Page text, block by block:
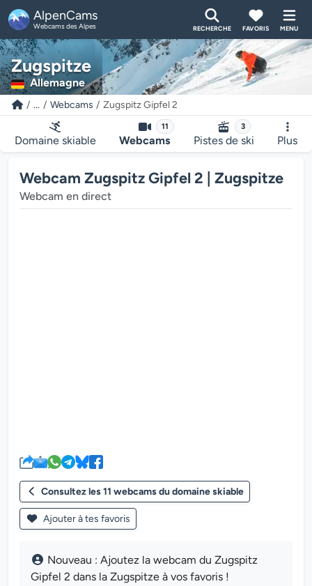
AlpenCams
Webcams des Alpes RECHERCHE FAVORIS MENU
Zugspitze
Allemagne
... Webcams Zugspitz Gipfel 2
Domaine skiable
11
Webcams
3
Pistes de ski Plus
Webcam Zugspitz Gipfel 2 | Zugspitze
Webcam en direct
Consultez les 11 webcams du domaine skiable
Ajouter à tes favoris
Nouveau : Ajoutez la webcam du Zugspitz
Gipfel 2 dans la Zugspitze à vos favoris !